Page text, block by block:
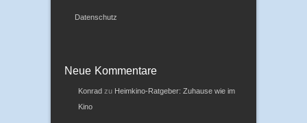
Datenschutz
Neue Kommentare
Konrad zu Heimkino-Ratgeber: Zuhause wie im
Kino